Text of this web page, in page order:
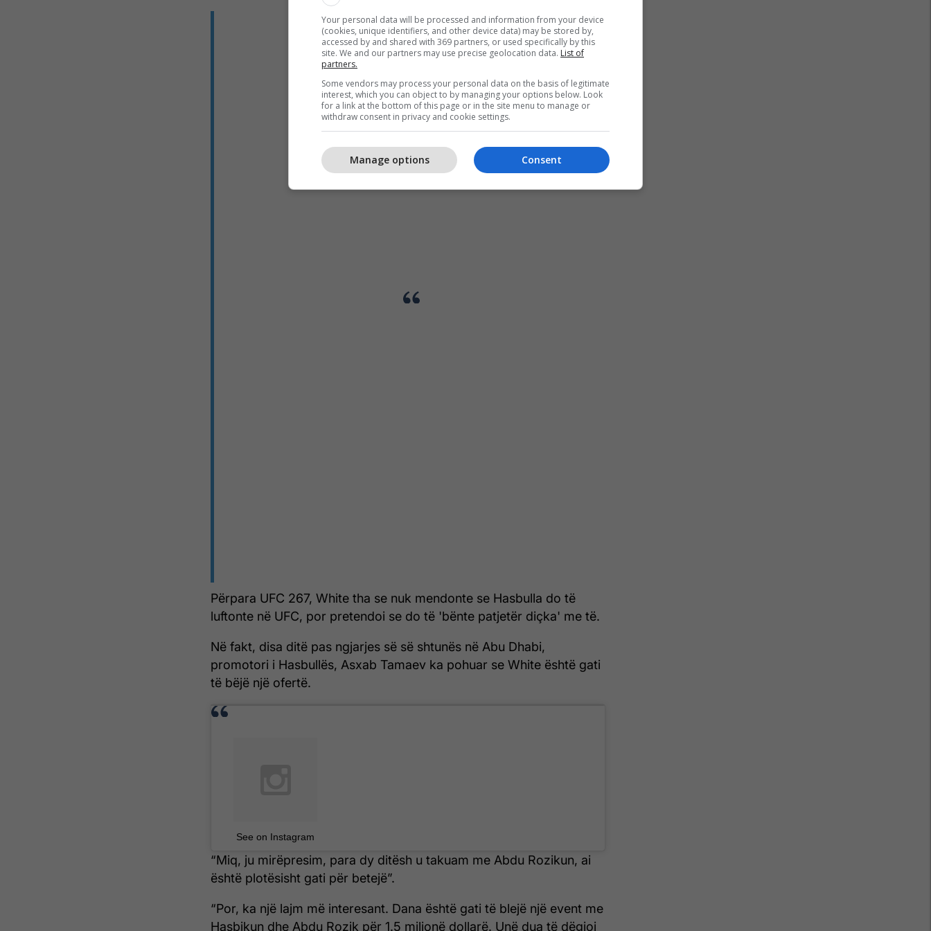
Përpara UFC 267, White tha se nuk mendonte se Hasbulla do të
luftonte në UFC, por pretendoi se do të 'bënte patjetër diçka' me të.
Në fakt, disa ditë pas ngjarjes së së shtunës në Abu Dhabi,
promotori i Hasbullës, Asxab Tamaev ka pohuar se White është gati
të bëjë një ofertë.
See on Instagram
“Miq, ju mirëpresim, para dy ditësh u takuam me Abdu Rozikun, ai
është plotësisht gati për betejë”.
“Por, ka një lajm më interesant. Dana është gati të blejë një event me
Hasbikun dhe Abdu Rozik për 1.5 milionë dollarë. Unë dua të dëgjoj
Your personal data will be processed and information from your device
(cookies, unique identifiers, and other device data) may be stored by,
accessed by and shared with 369 partners, or used specifically by this
site. We and our partners may use precise geolocation data. List of
partners.
Some vendors may process your personal data on the basis of legitimate
interest, which you can object to by managing your options below. Look
for a link at the bottom of this page or in the site menu to manage or
withdraw consent in privacy and cookie settings.
Consent
Manage options